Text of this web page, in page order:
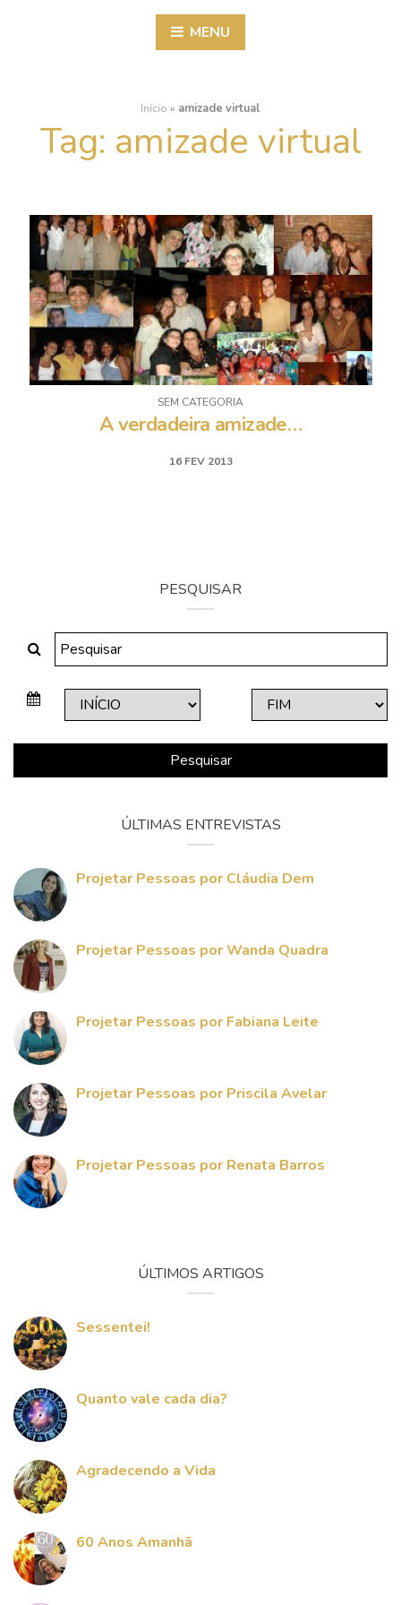
MENU
Início » amizade virtual
Tag: amizade virtual
SEM CATEGORIA
A verdadeira amizade…
16 FEV 2013
PESQUISAR
Pesquisar
ÚLTIMAS ENTREVISTAS
Projetar Pessoas por Cláudia Dem
Projetar Pessoas por Wanda Quadra
Projetar Pessoas por Fabiana Leite
Projetar Pessoas por Priscila Avelar
Projetar Pessoas por Renata Barros
ÚLTIMOS ARTIGOS
Sessentei!
Quanto vale cada dia?
Agradecendo a Vida
60 Anos Amanhã